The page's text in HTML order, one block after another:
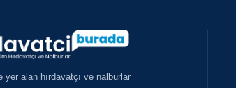
yer alan hırdavatçı ve nalburlar